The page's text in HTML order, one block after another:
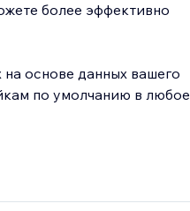
более эффективно
основе данных вашего
по умолчанию в любое